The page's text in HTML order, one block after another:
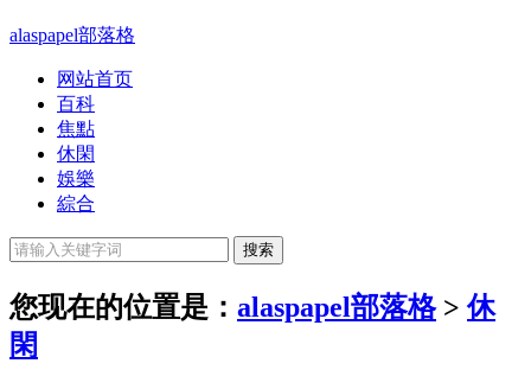
alaspapel部落格
网站首页
百科
焦點
休閑
娛樂
綜合
您现在的位置是： alaspapel部落格>休
閑